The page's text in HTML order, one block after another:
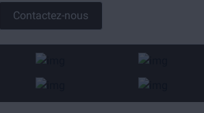
Contactez-nous